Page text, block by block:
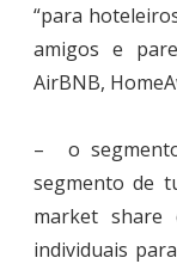
“para
amigos e
AirBNB,
– o
segmento de
market share
individuais